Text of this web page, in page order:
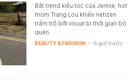
Bắt trend kiểu tóc của Jennie, hot
mom Trang Lou khiến netizen
trầm trồ bởi visual bị thời gian bỏ
quên.
BEAUTY & FASHION - 6 giờ trước